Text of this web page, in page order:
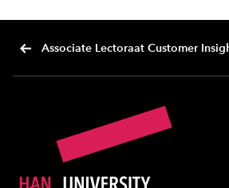
Associate Lectoraat Customer